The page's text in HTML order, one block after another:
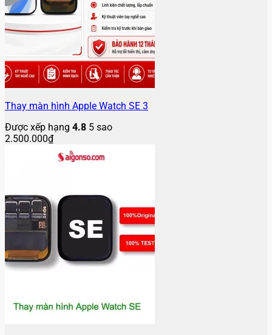
Thay màn hình Apple Watch SE 3
Được xếp hạng 4.8 5 sao
2.500.000₫